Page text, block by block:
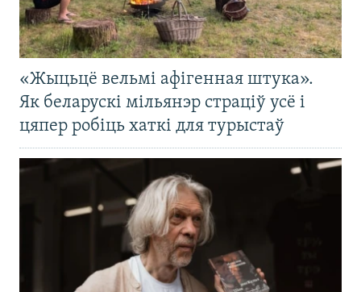
«Жыцьцё вельмі афігенная штука».
Як беларускі мільянэр страціў усё і
цяпер робіць хаткі для турыстаў